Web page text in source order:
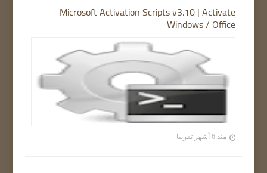
Microsoft Activation Scripts v3.10 | Activate
Windows / Office
منذ 6 أشهر تقريبا